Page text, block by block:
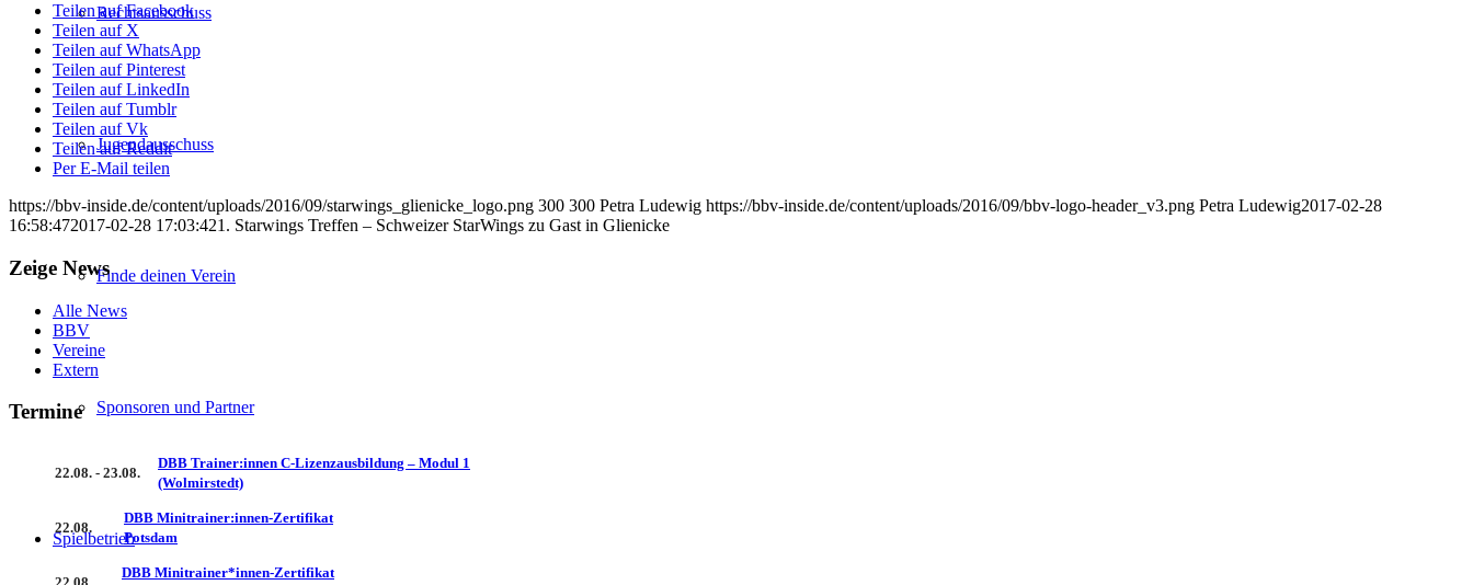
Rechtsausschuss
Jugendausschuss
Finde deinen Verein
Sponsoren und Partner
Spielbetrieb
Teilen auf Facebook
Teilen auf X
Teilen auf WhatsApp
Teilen auf Pinterest
Teilen auf LinkedIn
Teilen auf Tumblr
Teilen auf Vk
Teilen auf Reddit
Per E-Mail teilen
https://bbv-inside.de/content/uploads/2016/09/starwings_glienicke_logo.png 300 300 Petra Ludewig https://bbv-inside.de/content/uploads/2016/09/bbv-logo-header_v3.png Petra Ludewig2017-02-28
16:58:472017-02-28 17:03:421. Starwings Treffen – Schweizer StarWings zu Gast in Glienicke
Zeige News
Alle News
BBV
Vereine
Extern
Termine
22.08. - 23.08.
DBB Trainer:innen C-Lizenzausbildung – Modul 1
(Wolmirstedt)
22.08.
DBB Minitrainer:innen-Zertifikat
Potsdam
DBB Minitrainer*innen-Zertifikat